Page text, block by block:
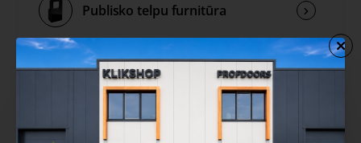
Publisko telpu furnitūra
Rokturu kolekcijas
Izpārdošana